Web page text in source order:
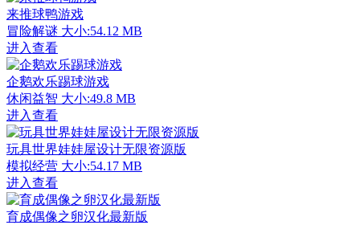
来推球鸭游戏
冒险解谜 大小:54.12 MB
进入查看
企鹅欢乐踢球游戏
休闲益智 大小:49.8 MB
进入查看
玩具世界娃娃屋设计无限资源版
模拟经营 大小:54.17 MB
进入查看
育成偶像之卵汉化最新版